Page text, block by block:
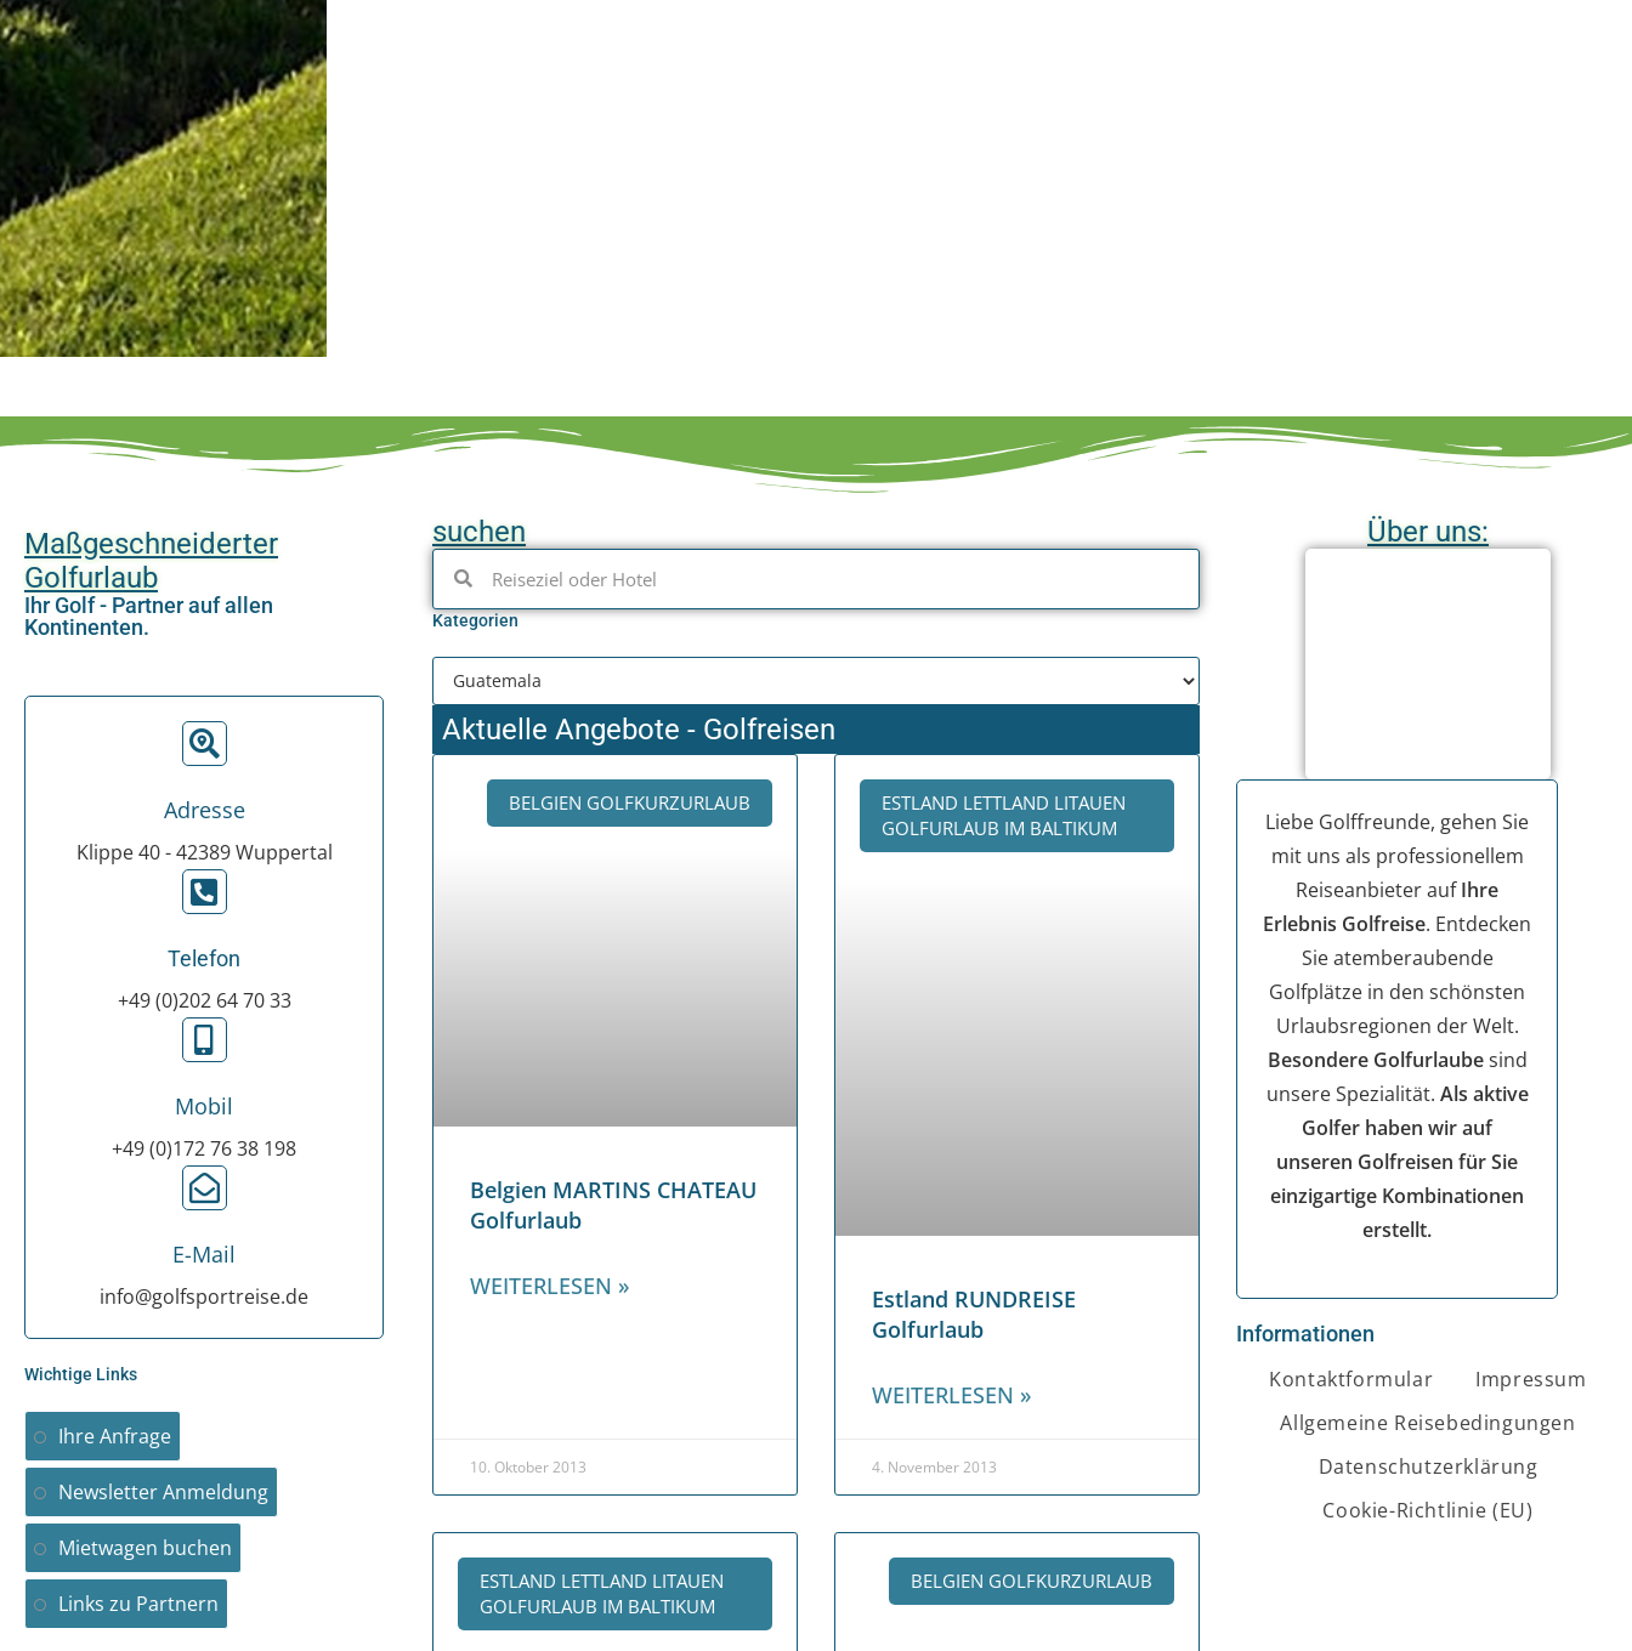
Maßgeschneiderter
Golfurlaub
Ihr Golf - Partner auf allen
Kontinenten.
Adresse
Klippe 40 - 42389 Wuppertal
Telefon
+49 (0)202 64 70 33
Mobil
+49 (0)172 76 38 198
E-Mail
info@golfsportreise.de
Wichtige Links
Ihre Anfrage
Newsletter Anmeldung
Mietwagen buchen
Links zu Partnern
suchen
Kategorien
Aktuelle Angebote - Golfreisen
BELGIEN GOLFKURZURLAUB
Belgien MARTINS CHATEAU
Golfurlaub
WEITERLESEN »
10. Oktober 2013
ESTLAND LETTLAND LITAUEN
GOLFURLAUB IM BALTIKUM
Estland RUNDREISE
Golfurlaub
WEITERLESEN »
4. November 2013
ESTLAND LETTLAND LITAUEN
GOLFURLAUB IM BALTIKUM
BELGIEN GOLFKURZURLAUB
Über uns:
Liebe Golffreunde, gehen Sie
mit uns als professionellem
Reiseanbieter aufIhre
Erlebnis Golfreise. Entdecken
Sie atemberaubende
Golfplätze in den schönsten
Urlaubsregionen der Welt.
Besondere Golfurlaubesind
unsere Spezialität. Als aktive
Golfer haben wir auf
unseren Golfreisen für Sie
einzigartige Kombinationen
erstellt.
Informationen
Kontaktformular
Impressum
Allgemeine Reisebedingungen
Datenschutzerklärung
Cookie-Richtlinie (EU)